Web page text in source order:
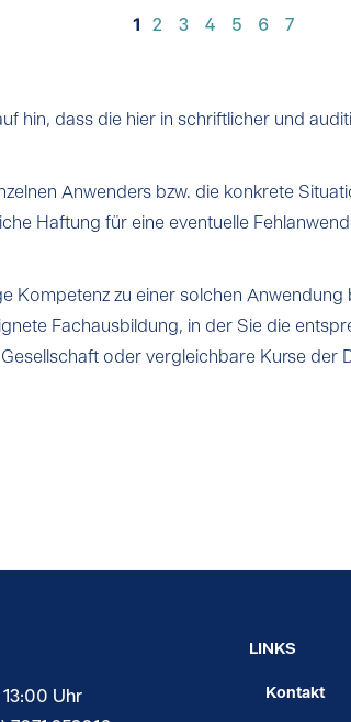
1 2 3 4 5 6 7
hin, dass die hier in schriftlicher und
Anwenders bzw. die konkrete
Haftung für eine eventuelle
Kompetenz zu einer solchen
Fachausbildung, in der Sie die
oder vergleichbare Kurse der
Uhr
LINKS
Kontakt